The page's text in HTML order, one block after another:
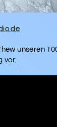
unseren
vor.